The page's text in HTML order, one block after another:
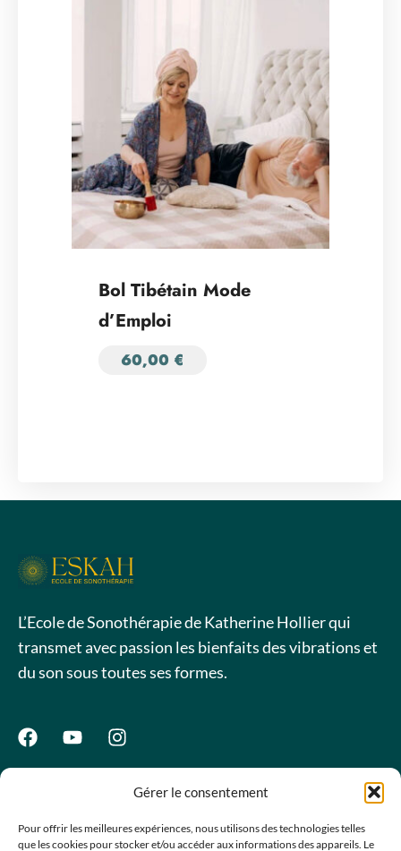
Gérer le consentement
Pour offrir les meilleures expériences, nous utilisons des technologies telles
que les cookies pour stocker et/ou accéder aux informations des appareils. Le
Bol Tibétain Mode
d’Emploi
60,00 €
L’Ecole de Sonothérapie de Katherine Hollier qui
transmet avec passion les bienfaits des vibrations et
du son sous toutes ses formes.
L'école
Boutique